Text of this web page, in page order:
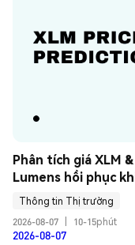
Phân tích giá XLM
Lumens hồi phục
Thông tin Thị trường
2026-08-07
10-15phút
2026-08-07